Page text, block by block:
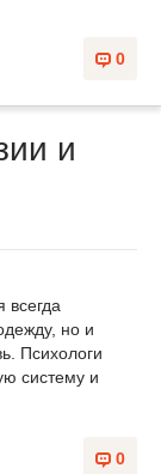
0
и
но и
Психологи
систему и
0